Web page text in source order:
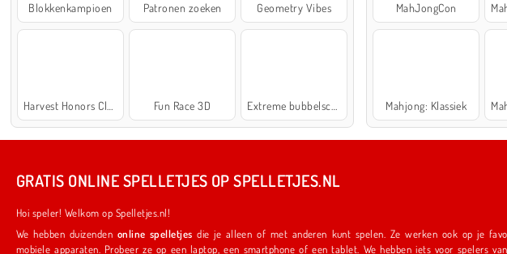
Blokkenkampioen Patronen zoeken Geometry Vibes
Fun Race 3D
MahJongCon
Mahjong: Klassiek
GRATIS ONLINE SPELLETJES OP SPELLETJES.NL
Hoi speler! Welkom op Spelletjes.nl!
We hebben duizenden online spelletjes die je alleen of met anderen kunt spelen. Ze werken ook op je favoriete
mobiele apparaten. Probeer ze op een laptop, een smartphone of een tablet. We hebben iets voor spelers van alle